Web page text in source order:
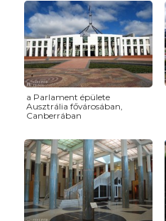
a Parlament épülete
Ausztrália fővárosában,
Canberrában